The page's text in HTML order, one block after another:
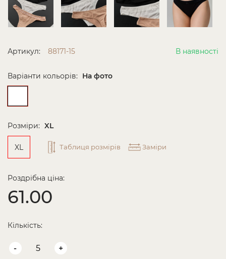
Артикул: 88171-15 В наявності
Варіанти кольорів: На фото
Розміри: XL
XL Таблиця розмірів Заміри
Роздрібна ціна:
61.00
Кількість:
- +